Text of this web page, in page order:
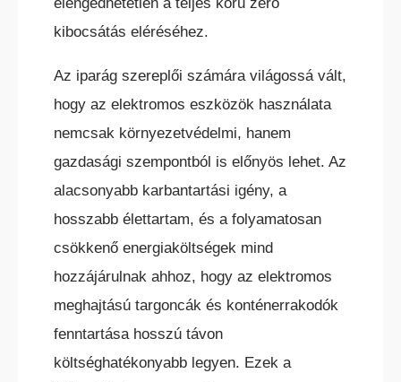
kibocsátás eléréséhez.
Az iparág szereplői számára világossá vált,
hogy az elektromos eszközök használata
nemcsak környezetvédelmi, hanem
gazdasági szempontból is előnyös lehet. Az
alacsonyabb karbantartási igény, a
hosszabb élettartam, és a folyamatosan
csökkenő energiaköltségek mind
hozzájárulnak ahhoz, hogy az elektromos
meghajtású targoncák és konténerrakodók
fenntartása hosszú távon
költséghatékonyabb legyen. Ezek a